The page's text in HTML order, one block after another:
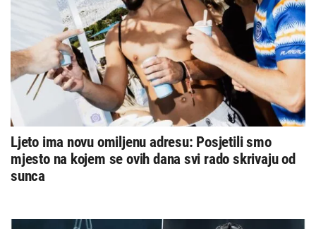
Ljeto ima novu omiljenu adresu: Posjetili smo
mjesto na kojem se ovih dana svi rado skrivaju od
sunca